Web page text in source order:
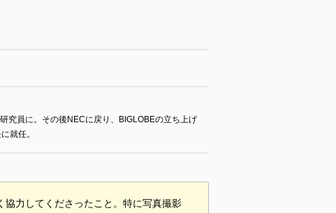
究員に。その後NECに戻り、BIGLOBEの立ち上げ
に就任。
力してくださったこと。特に写真撮影